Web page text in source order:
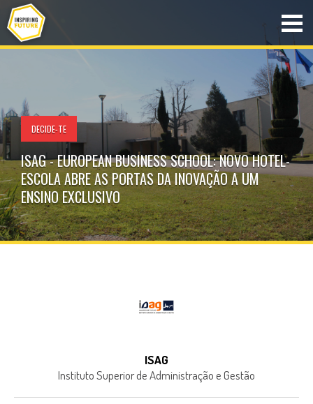
DECIDE-TE
ISAG - EUROPEAN BUSINESS SCHOOL: NOVO HOTEL-
ESCOLA ABRE AS PORTAS DA INOVAÇÃO A UM
ENSINO EXCLUSIVO
ISAG
Instituto Superior de Administração e Gestão